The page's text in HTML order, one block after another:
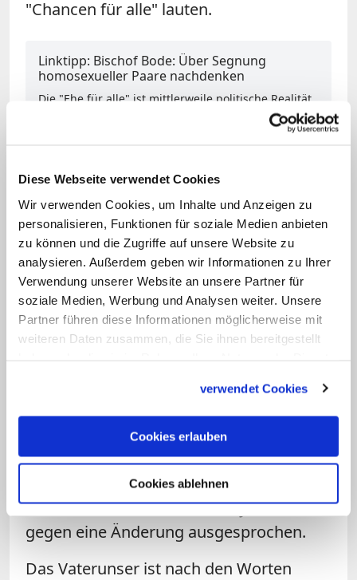
Diese Webseite verwendet Cookies
Wir verwenden Cookies, um Inhalte und Anzeigen zu
personalisieren, Funktionen für soziale Medien anbieten
zu können und die Zugriffe auf unsere Website zu
analysieren. Außerdem geben wir Informationen zu Ihrer
Verwendung unserer Website an unsere Partner für
soziale Medien, Werbung und Analysen weiter. Unsere
Partner führen diese Informationen möglicherweise mit
weiteren Daten zusammen, die Sie ihnen bereitgestellt
verwendet Cookies
Cookies erlauben
Cookies ablehnen
"Chancen für alle" lauten.
Linktipp: Bischof Bode: Über Segnung
homosexueller Paare nachdenken
Die "Ehe für alle" ist mittlerweile politische Realität.
Osnabrücker Bischof Franz-Josef Bode will eine
nachdenken
In der Radiosendung "Zum Sonntag" auf
Bayern 2 begrüßt der Münchner Kardinal
die aktuelle Diskussion um die
Vaterunser-Bitte "Führe uns nicht in
gut, dass wir über eine zentrale Frage
unseres christlichen Betens so ernsthaft
reden". In der Diskussion um die
deutsche Übersetzung der Vaterunser-
Bitte hatte die Deutsche
Bischofskonferenz sich Ende Januar
gegen eine Änderung ausgesprochen.
Das Vaterunser ist nach den Worten